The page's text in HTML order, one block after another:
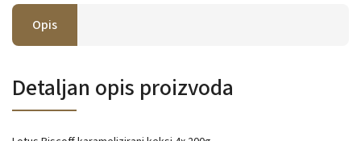
Opis
Detaljan opis proizvoda